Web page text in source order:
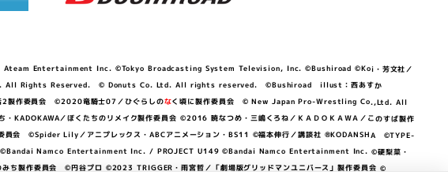
Entertainment Inc. ©Tokyo Broadcasting System Television, Inc. ©Bushiroad ©Koi・芳文社／
All Rights Reserved. © Donuts Co. Ltd. All rights reserved. ©Bushiroad illust：西あすか
製作委員会 ©2020竜騎士07／ひぐらしのなく頃に製作委員会 © New Japan Pro-Wrestling Co.,Ltd. All
／ぼくたちのリメイク製作委員会 ©2016 暁なつめ・三嶋くろね／ＫＡＤＯＫＡＷＡ／このすば製作
会 ©Spider Lily／アニプレックス・ABCアニメーション・BS11 ©福本伸行／講談社 ®KODANSHA ©TYPE-
©Bandai Namco Entertainment Inc. / PROJECT U149 ©Bandai Namco Entertainment Inc. ©硬梨菜・
ち製作委員会 ©円谷プロ ©2023 TRIGGER・雨宮哲／「劇場版グリッドマンユニバース」製作委員会 ©